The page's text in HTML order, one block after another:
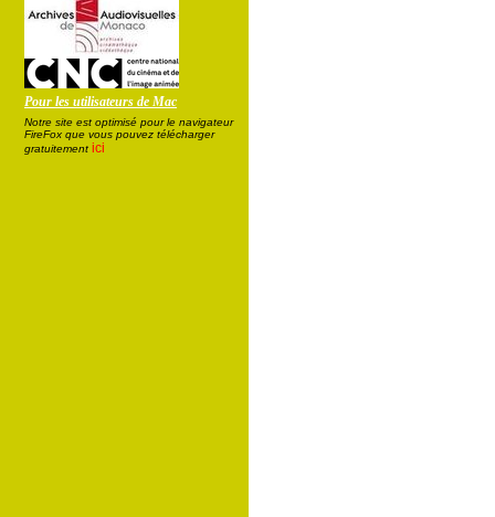
Pour les utilisateurs de Mac
Notre site est optimisé pour le navigateur
FireFox que vous pouvez télécharger
gratuitement ici